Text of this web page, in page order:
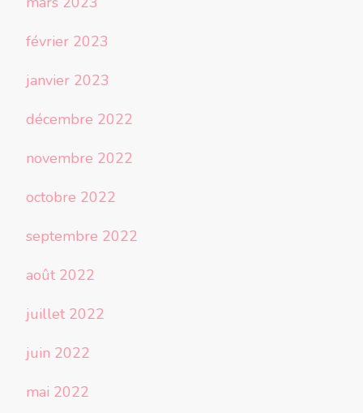
février 2023
janvier 2023
décembre 2022
novembre 2022
octobre 2022
septembre 2022
août 2022
juillet 2022
juin 2022
mai 2022